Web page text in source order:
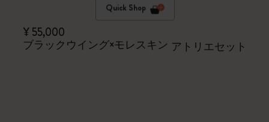
Quick Shop
¥ 55,000
ブラックウイング×モレスキン アトリエセット